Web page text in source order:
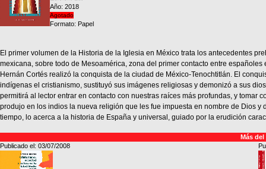
Año: 2018
Agotado
Formato: Papel
El primer volumen de la Historia de la Iglesia en México trata los antecedentes
mexicana, sobre todo de Mesoamérica, zona del primer contacto entre españoles
Hernán Cortés realizó la conquista de la ciudad de México-Tenochtitlán. El
indígenas el cristianismo, sustituyó sus imágenes religiosas y demonizó a sus
permitirá al lector entrar en contacto con nuestras raíces más profundas, y tomar
produjo en los indios la nueva religión que les fue impuesta en nombre de Dios y
tiempo, lo acerca a la historia de España y universal, guiado por la erudición
Más del
Publicado el: 03/07/2008